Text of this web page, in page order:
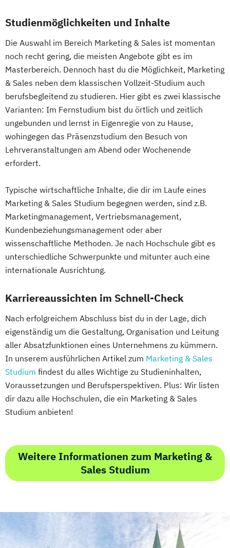
Studienmöglichkeiten und Inhalte
Die Auswahl im Bereich Marketing & Sales ist momentan
noch recht gering, die meisten Angebote gibt es im
Masterbereich. Dennoch hast du die Möglichkeit, Marketing
& Sales neben dem klassischen Vollzeit-Studium auch
berufsbegleitend zu studieren. Hier gibt es zwei klassische
Varianten: Im Fernstudium bist du örtlich und zeitlich
ungebunden und lernst in Eigenregie von zu Hause,
wohingegen das Präsenzstudium den Besuch von
Lehrveranstaltungen am Abend oder Wochenende
erfordert.
Typische wirtschaftliche Inhalte, die dir im Laufe eines
Marketing & Sales Studium begegnen werden, sind z.B.
Marketingmanagement, Vertriebsmanagement,
Kundenbeziehungsmanagement oder aber
wissenschaftliche Methoden. Je nach Hochschule gibt es
unterschiedliche Schwerpunkte und mitunter auch eine
internationale Ausrichtung.
Karriereaussichten im Schnell-Check
Nach erfolgreichem Abschluss bist du in der Lage, dich
eigenständig um die Gestaltung, Organisation und Leitung
aller Absatzfunktionen eines Unternehmens zu kümmern.
In unserem ausführlichen Artikel zum Marketing & Sales
Studium findest du alles Wichtige zu Studieninhalten,
Voraussetzungen und Berufsperspektiven. Plus: Wir listen
dir dazu alle Hochschulen, die ein Marketing & Sales
Studium anbieten!
Weitere Informationen zum Marketing &
Sales Studium